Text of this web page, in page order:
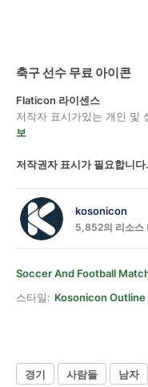
축구 선수 무료 아이콘
Flaticon 라이센스
저작자 표시가있는 개인 및
보
저작권자 표시가 필요합니다.
kosonicon
5,852의 리소스
Soccer And Football
스타일: Kosonicon Outline
경기 사람들 남자